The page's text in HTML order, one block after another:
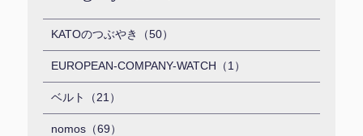
KATOのつぶやき（50）
EUROPEAN-COMPANY-WATCH（1）
ベルト（21）
nomos（69）